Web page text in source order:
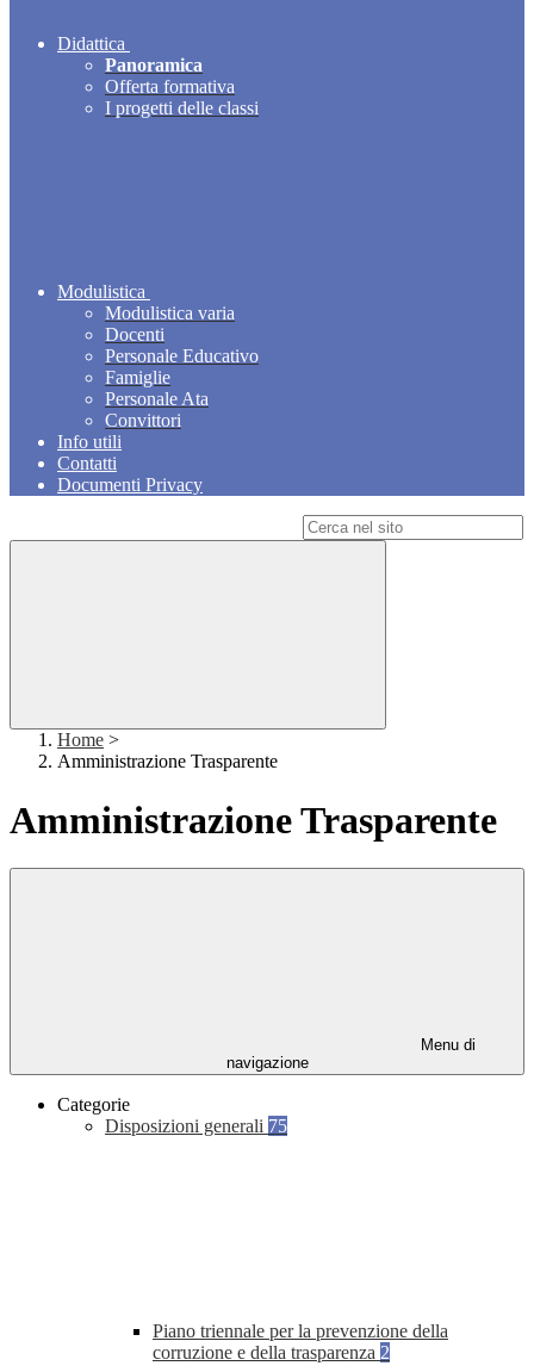
Didattica
Panoramica
Offerta formativa
I progetti delle classi
Modulistica
Modulistica varia
Docenti
Personale Educativo
Famiglie
Personale Ata
Convittori
Info utili
Contatti
Documenti Privacy
Home >
Amministrazione Trasparente
Amministrazione Trasparente
Menu di
navigazione
Categorie
Disposizioni generali 75
Piano triennale per la prevenzione della
corruzione e della trasparenza 2